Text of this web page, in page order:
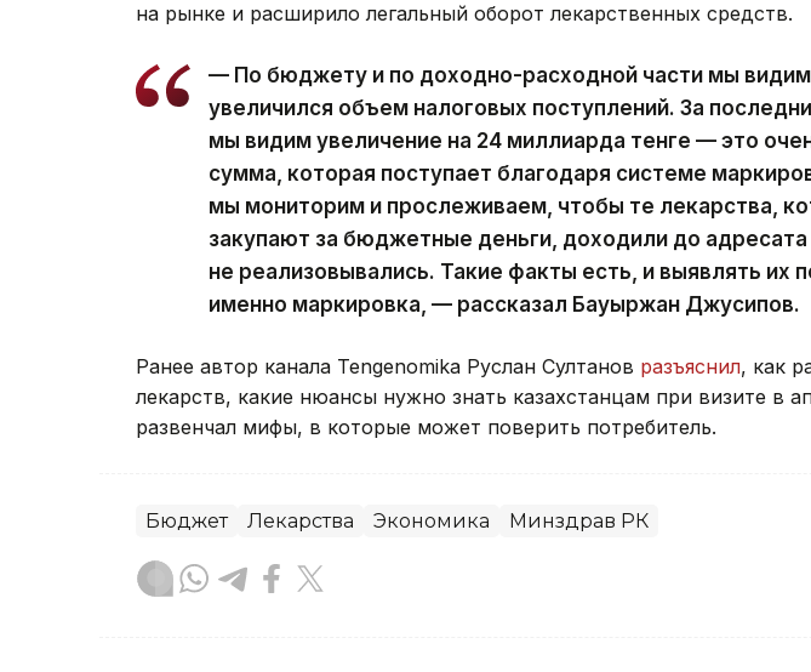
на рынке и расширило легальный оборот лекарственных средств.
— По бюджету и по доходно-расходной части мы
увеличился объем налоговых поступлений. За
мы видим увеличение на 24 миллиарда тенге — это
сумма, которая поступает благодаря системе
мы мониторим и прослеживаем, чтобы те лекарства,
закупают за бюджетные деньги, доходили до адресата
не реализовывались. Такие факты есть, и выявлять их
именно маркировка, — рассказал Бауыржан Джусипов.
Ранее автор канала Tengenomika Руслан Султанов разъяснил, как
лекарств, какие нюансы нужно знать казахстанцам при визите в
развенчал мифы, в которые может поверить потребитель.
Бюджет Лекарства Экономика Минздрав РК